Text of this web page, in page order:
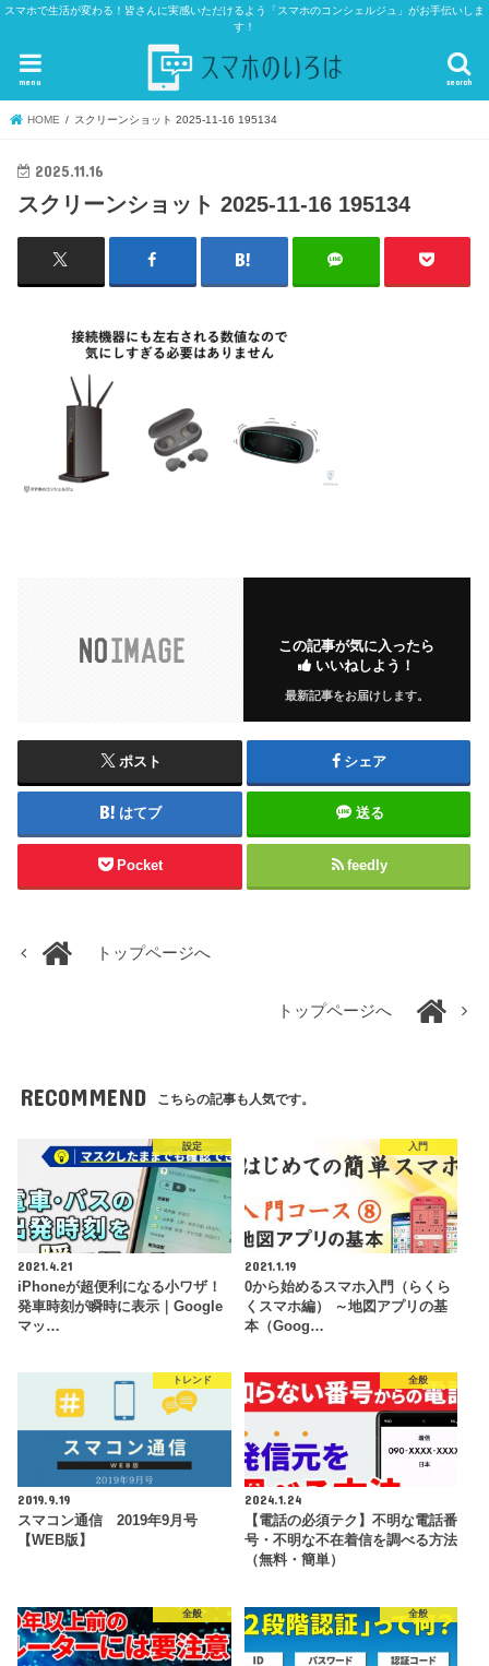
スマホで生活が変わる！皆さんに実感いただけるよう「スマホのコンシェルジュ」がお手伝いしま
す！
search
menu
HOME スクリーンショット 2025-11-16 195134
2025.11.16
スクリーンショット 2025-11-16 195134
この記事が気に入ったら
いいねしよう！
最新記事をお届けします。
ポスト シェア
はてブ 送る
Pocket feedly
トップページへ
トップページへ
RECOMMEND こちらの記事も人気です。
設定
2021.4.21
iPhoneが超便利になる小ワザ！
発車時刻が瞬時に表示｜Google
マッ…
入門
2021.1.19
0から始めるスマホ入門（らくら
くスマホ編） ～地図アプリの基
本（Goog…
トレンド
2019.9.19
スマコン通信 2019年9月号
【WEB版】
全般
2024.1.24
【電話の必須テク】不明な電話番
号・不明な不在着信を調べる方法
（無料・簡単）
全般 全般